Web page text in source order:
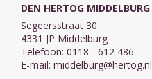
DEN HERTOG MIDDELBURG
Segeersstraat 30
4331 JP Middelburg
Telefoon: 0118 - 612 486
E-mail: middelburg@hertog.nl